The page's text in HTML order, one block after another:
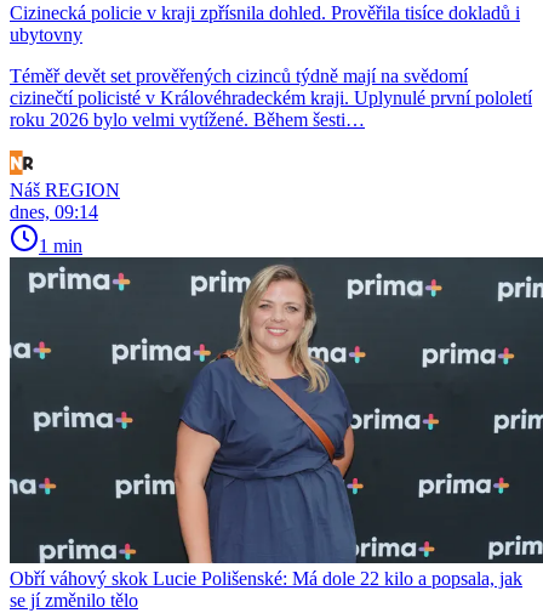
Cizinecká policie v kraji zpřísnila dohled. Prověřila tisíce dokladů i
ubytovny
Téměř devět set prověřených cizinců týdně mají na svědomí
cizinečtí policisté v Královéhradeckém kraji. Uplynulé první pololetí
roku 2026 bylo velmi vytížené. Během šesti…
Náš REGION
dnes, 09:14
1 min
Obří váhový skok Lucie Polišenské: Má dole 22 kilo a popsala, jak
se jí změnilo tělo